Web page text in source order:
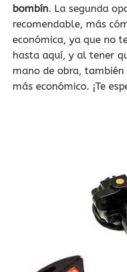
bombín. La segunda
recomendable, más
económica, ya que no
hasta aquí, y al tener
mano de obra,
más económico. ¡Te